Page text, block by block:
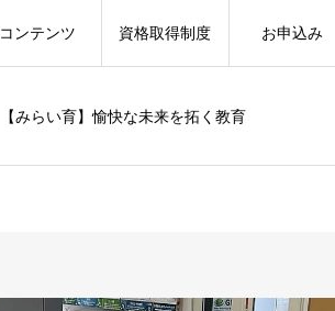
【みらい育】愉快な未来を拓く教育
コンテンツ 資格取得制度 お申込み